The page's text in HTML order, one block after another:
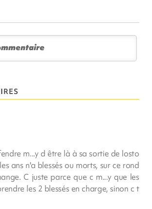
m...y d être là à sa sortie de losto
ans n'a blessés ou morts, sur ce rond
C juste parce que c m...y que les
les 2 blessés en charge, sinon c t